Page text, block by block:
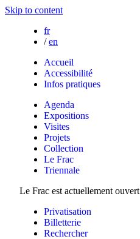
Skip to content
fr
/ en
Accueil
Accessibilité
Infos pratiques
Agenda
Expositions
Visites
Projets
Collection
Le Frac
Triennale
Le Frac est actuellement ouvert
Privatisation
Billetterie
Rechercher